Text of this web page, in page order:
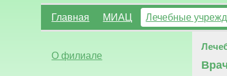
Главная МИАЦ Лечебные
О филиале